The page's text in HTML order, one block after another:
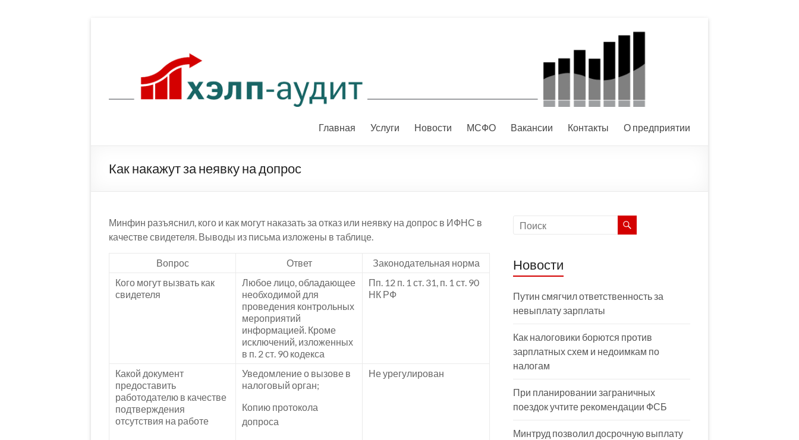
Главная Услуги Новости МСФО Вакансии Контакты О предприятии
Как накажут за неявку на допрос
Минфин разъяснил, кого и как могут наказать за отказ или неявку на допрос в ИФНС в
качестве свидетеля. Выводы из письма изложены в таблице.
Вопрос Ответ
Законодательная норма
Кого могут вызвать как
свидетеля
Любое лицо, обладающее
необходимой для
проведения контрольных
мероприятий
информацией. Кроме
исключений, изложенных
в п. 2 ст. 90 кодекса
Пп. 12 п. 1 ст. 31, п. 1 ст. 90
НК РФ
Какой документ
предоставить
работодателю в качестве
подтверждения
отсутствия на работе
Уведомление о вызове в
налоговый орган;
Копию протокола
допроса
Не урегулирован
Новости
Путин смягчил ответственность за
невыплату зарплаты
Как налоговики борются против
зарплатных схем и недоимкам по
налогам
При планировании заграничных
поездок учтите рекомендации ФСБ
Минтруд позволил досрочную выплату